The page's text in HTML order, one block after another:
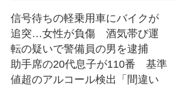
信号待ちの軽乗用車にバイクが
追突…女性が負傷 酒気帯び運
転の疑いで警備員の男を逮捕
助手席の20代息子が110番 基準
値超のアルコール検出「間違い